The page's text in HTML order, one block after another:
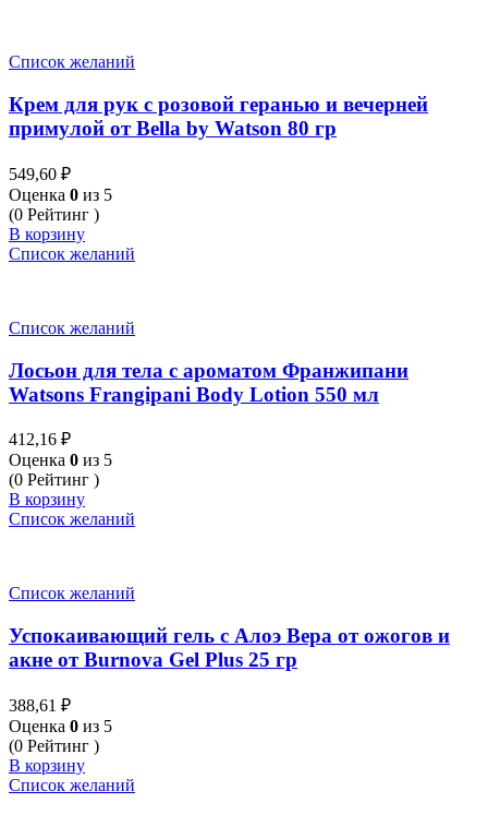
Список желаний
Крем для рук с розовой геранью и вечерней
примулой от Bella by Watson 80 гр
549,60 ₽
Оценка 0 из 5
(0 Рейтинг )
В корзину
Список желаний
Список желаний
Лосьон для тела с ароматом Франжипани
Watsons Frangipani Body Lotion 550 мл
412,16 ₽
Оценка 0 из 5
(0 Рейтинг )
В корзину
Список желаний
Список желаний
Успокаивающий гель с Алоэ Вера от ожогов и
акне от Burnova Gel Plus 25 гр
388,61 ₽
Оценка 0 из 5
(0 Рейтинг )
В корзину
Список желаний